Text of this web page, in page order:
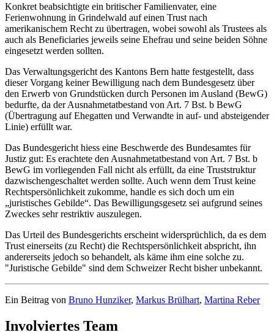
Konkret beabsichtigte ein britischer Familienvater, eine
Ferienwohnung in Grindelwald auf einen Trust nach
amerikanischem Recht zu übertragen, wobei sowohl als Trustees als
auch als Beneficiaries jeweils seine Ehefrau und seine beiden Söhne
eingesetzt werden sollten.
Das Verwaltungsgericht des Kantons Bern hatte festgestellt, dass
dieser Vorgang keiner Bewilligung nach dem Bundesgesetz über
den Erwerb von Grundstücken durch Personen im Ausland (BewG)
bedurfte, da der Ausnahmetatbestand von Art. 7 Bst. b BewG
(Übertragung auf Ehegatten und Verwandte in auf- und absteigender
Linie) erfüllt war.
Das Bundesgericht hiess eine Beschwerde des Bundesamtes für
Justiz gut: Es erachtete den Ausnahmetatbestand von Art. 7 Bst. b
BewG im vorliegenden Fall nicht als erfüllt, da eine Truststruktur
dazwischengeschaltet werden sollte. Auch wenn dem Trust keine
Rechtspersönlichkeit zukomme, handle es sich doch um ein
„juristisches Gebilde“. Das Bewilligungsgesetz sei aufgrund seines
Zweckes sehr restriktiv auszulegen.
Das Urteil des Bundesgerichts erscheint widersprüchlich, da es dem
Trust einerseits (zu Recht) die Rechtspersönlichkeit abspricht, ihn
andererseits jedoch so behandelt, als käme ihm eine solche zu.
"Juristische Gebilde" sind dem Schweizer Recht bisher unbekannt.
Ein Beitrag von Bruno Hunziker, Markus Brülhart, Martina Reber
Involviertes Team